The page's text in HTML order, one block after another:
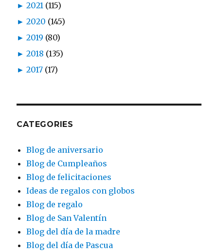
► 2021 (115)
► 2020 (145)
► 2019 (80)
► 2018 (135)
► 2017 (17)
CATEGORIES
Blog de aniversario
Blog de Cumpleaños
Blog de felicitaciones
Ideas de regalos con globos
Blog de regalo
Blog de San Valentín
Blog del día de la madre
Blog del día de Pascua